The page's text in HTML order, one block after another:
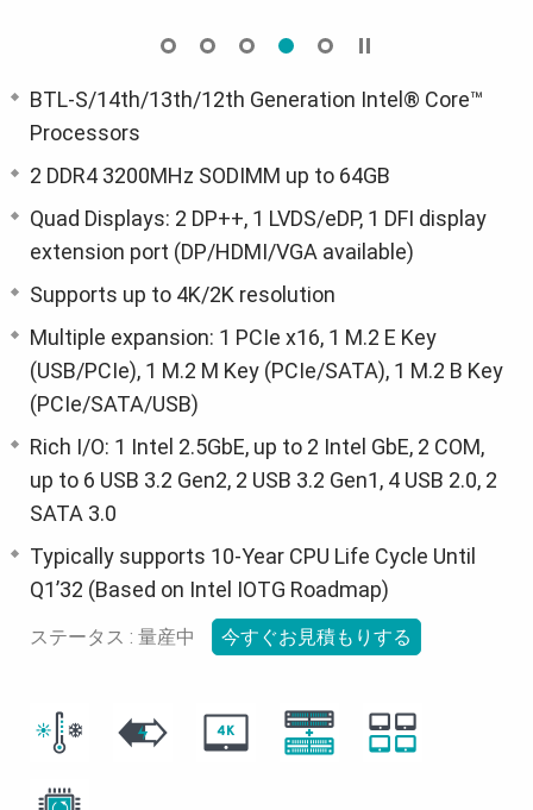
BTL-S/14th/13th/12th Generation Intel® Core™
Processors
2 DDR4 3200MHz SODIMM up to 64GB
Quad Displays: 2 DP++, 1 LVDS/eDP, 1 DFI display
extension port (DP/HDMI/VGA available)
Supports up to 4K/2K resolution
Multiple expansion: 1 PCIe x16, 1 M.2 E Key
(USB/PCIe), 1 M.2 M Key (PCIe/SATA), 1 M.2 B Key
(PCIe/SATA/USB)
Rich I/O: 1 Intel 2.5GbE, up to 2 Intel GbE, 2 COM,
up to 6 USB 3.2 Gen2, 2 USB 3.2 Gen1, 4 USB 2.0, 2
SATA 3.0
Typically supports 10-Year CPU Life Cycle Until
Q1’32 (Based on Intel IOTG Roadmap)
ステータス : 量産中 今すぐお見積もりする